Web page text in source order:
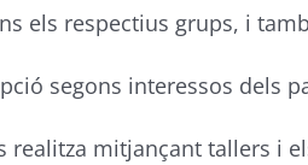
els respectius grups, i
segons interessos dels
mitjançant tallers i